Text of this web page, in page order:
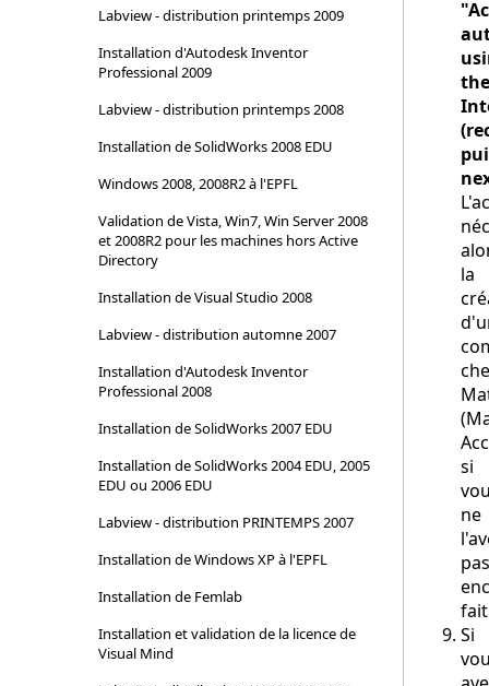
Labview - distribution printemps 2009
Installation d'Autodesk Inventor
Professional 2009
Labview - distribution printemps 2008
Installation de SolidWorks 2008 EDU
Windows 2008, 2008R2 à l'EPFL
Validation de Vista, Win7, Win Server 2008
et 2008R2 pour les machines hors Active
Directory
Installation de Visual Studio 2008
Labview - distribution automne 2007
Installation d'Autodesk Inventor
Professional 2008
Installation de SolidWorks 2007 EDU
Installation de SolidWorks 2004 EDU, 2005
EDU ou 2006 EDU
Labview - distribution PRINTEMPS 2007
Installation de Windows XP à l'EPFL
Installation de Femlab
Installation et validation de la licence de
Visual Mind
the
la
si
ne
pas
Si